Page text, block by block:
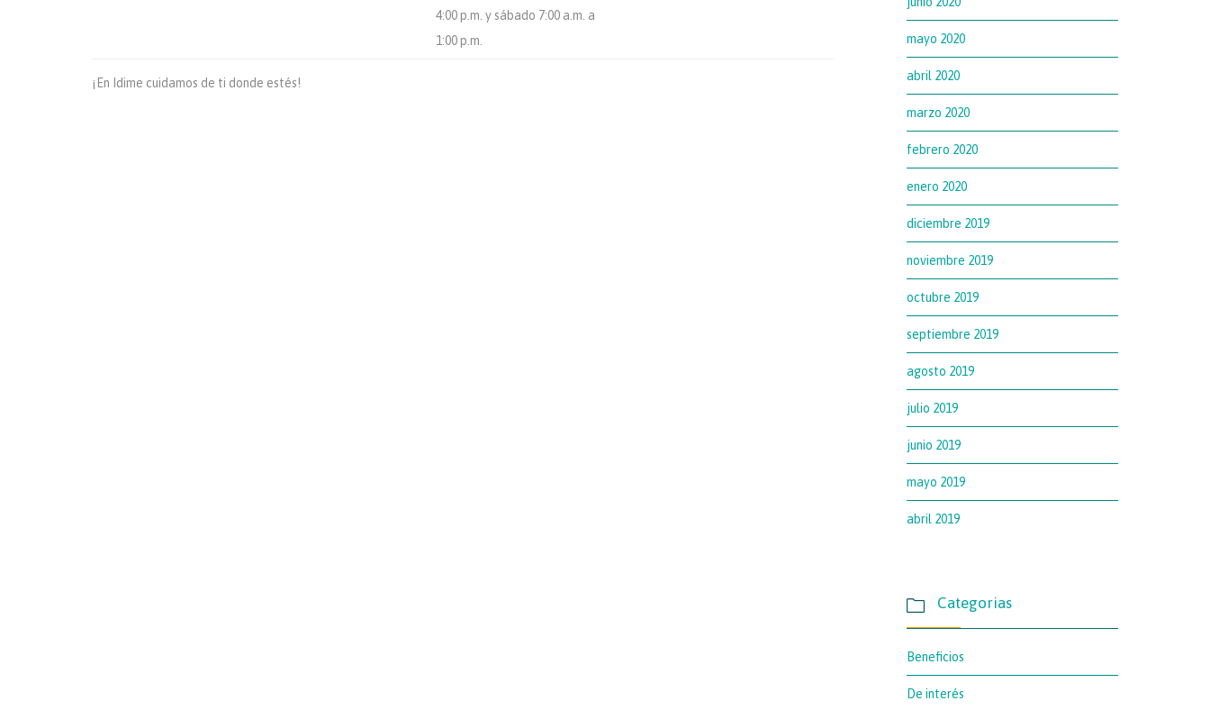
4:00 p.m. y sábado 7:00 a.m. a
1:00 p.m.
¡En Idime cuidamos de ti donde estés!
mayo 2020
abril 2020
marzo 2020
febrero 2020
enero 2020
diciembre 2019
noviembre 2019
octubre 2019
septiembre 2019
agosto 2019
julio 2019
junio 2019
mayo 2019
abril 2019
 Categorias
Beneficios
De interés